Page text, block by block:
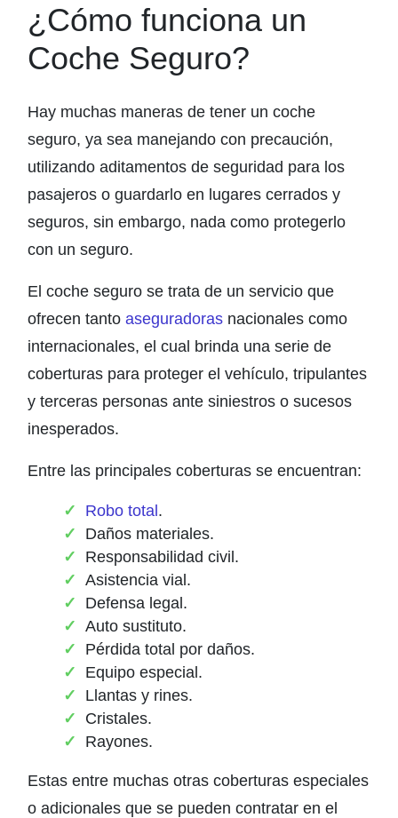
¿Cómo funciona un
Coche Seguro?
Hay muchas maneras de tener un coche
seguro, ya sea manejando con precaución,
utilizando aditamentos de seguridad para los
pasajeros o guardarlo en lugares cerrados y
seguros, sin embargo, nada como protegerlo
con un seguro.
El coche seguro se trata de un servicio que
ofrecen tanto aseguradoras nacionales como
internacionales, el cual brinda una serie de
coberturas para proteger el vehículo, tripulantes
y terceras personas ante siniestros o sucesos
inesperados.
Entre las principales coberturas se encuentran:
Robo total.
Daños materiales.
Responsabilidad civil.
Asistencia vial.
Defensa legal.
Auto sustituto.
Pérdida total por daños.
Equipo especial.
Llantas y rines.
Cristales.
Rayones.
Estas entre muchas otras coberturas especiales
o adicionales que se pueden contratar en el